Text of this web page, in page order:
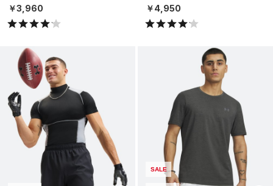
ーニング/MEN）
￥3,960
レーニング/MEN）
￥4,950
SALE